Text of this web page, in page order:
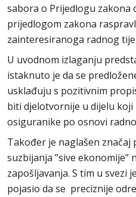
sabora o Prijedlogu zakona
prijedlogom zakona
zainteresiranoga radnog
U uvodnom izlaganju
istaknuto je da se
usklađuju s pozitivnim
biti djelotvornije u dijelu
osiguranike po osnovi
Također je naglašen
suzbijanja ”sive ekonomije”
zapošljavanja. S tim u svezi
pojasio da se preciznije